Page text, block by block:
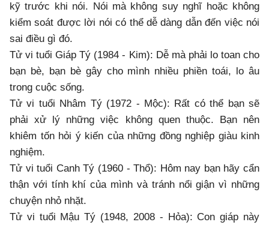
kỹ trước khi nói. Nói mà không suy nghĩ hoặc không
kiểm soát được lời nói có thể dễ dàng dẫn đến việc nói
sai điều gì đó.
Tử vi tuổi Giáp Tý (1984 - Kim): Dễ mà phải lo toan cho
bạn bè, bạn bè gây cho mình nhiều phiền toái, lo âu
trong cuộc sống.
Tử vi tuổi Nhâm Tý (1972 - Mộc): Rất có thể bạn sẽ
phải xử lý những việc không quen thuộc. Bạn nên
khiêm tốn hỏi ý kiến ​​của những đồng nghiệp giàu kinh
nghiệm.
Tử vi tuổi Canh Tý (1960 - Thổ): Hôm nay bạn hãy cẩn
thận với tính khí của mình và tránh nổi giận vì những
chuyện nhỏ nhặt.
Tử vi tuổi Mậu Tý (1948, 2008 - Hỏa): Con giáp này